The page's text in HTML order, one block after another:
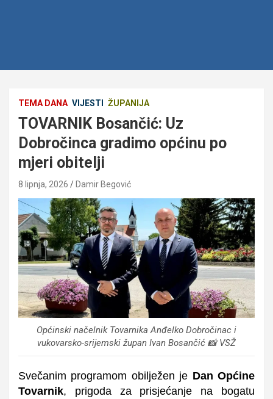
TEMA DANA VIJESTI ŽUPANIJA
TOVARNIK Bosančić: Uz
Dobročinca gradimo općinu po
mjeri obitelji
8 lipnja, 2026 Damir Begović
Općinski načelnik Tovarnika Anđelko Dobročinac i
vukovarsko-srijemski župan Ivan Bosančić 📸 VSŽ
Svečanim programom obilježen je Dan Općine
Tovarnik, prigoda za prisjećanje na bogatu